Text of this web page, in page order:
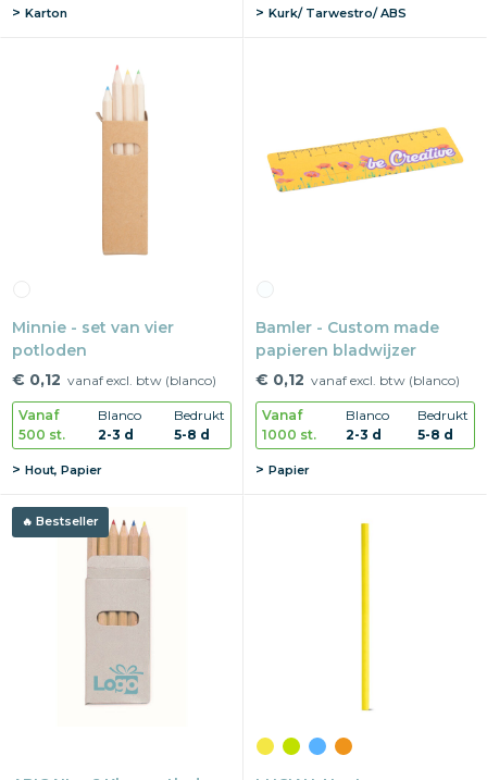
Karton Kurk/ Tarwestro/ ABS
Minnie - set van vier
potloden
€ 0,12 vanaf excl. btw (blanco)
Vanaf
500 st.
Blanco
2-3 d
Bedrukt
5-8 d
Hout, Papier
Bamler - Custom made
papieren bladwijzer
€ 0,12 vanaf excl. btw (blanco)
Vanaf
1000 st.
Blanco
2-3 d
Bedrukt
5-8 d
Papier
Bestseller